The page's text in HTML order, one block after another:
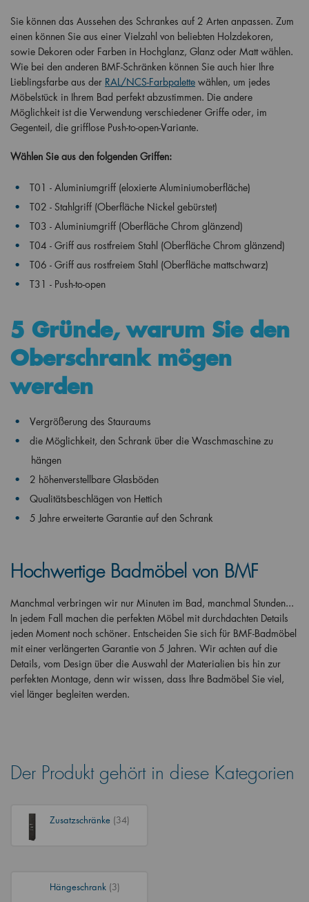
Sie können das Aussehen des Schrankes auf 2 Arten anpassen. Zum
einen können Sie aus einer Vielzahl von beliebten Holzdekoren,
sowie Dekoren oder Farben in Hochglanz, Glanz oder Matt wählen.
Wie bei den anderen BMF-Schränken können Sie auch hier Ihre
Lieblingsfarbe aus der RAL/NCS-Farbpalette wählen, um jedes
Möbelstück in Ihrem Bad perfekt abzustimmen. Die andere
Möglichkeit ist die Verwendung verschiedener Griffe oder, im
Gegenteil, die grifflose Push-to-open-Variante.
Wählen Sie aus den folgenden Griffen:
T01 - Aluminiumgriff (eloxierte Aluminiumoberfläche)
T02 - Stahlgriff (Oberfläche Nickel gebürstet)
T03 - Aluminiumgriff (Oberfläche Chrom glänzend)
T04 - Griff aus rostfreiem Stahl (Oberfläche Chrom glänzend)
T06 - Griff aus rostfreiem Stahl (Oberfläche mattschwarz)
T31 - Push-to-open
5 Gründe, warum Sie den
Oberschrank mögen
werden
Vergrößerung des Stauraums
die Möglichkeit, den Schrank über die Waschmaschine zu
hängen
2 höhenverstellbare Glasböden
Qualitätsbeschlägen von Hettich
5 Jahre erweiterte Garantie auf den Schrank
Hochwertige Badmöbel von BMF
Manchmal verbringen wir nur Minuten im Bad, manchmal Stunden...
In jedem Fall machen die perfekten Möbel mit durchdachten Details
jeden Moment noch schöner. Entscheiden Sie sich für BMF-Badmöbel
mit einer verlängerten Garantie von 5 Jahren. Wir achten auf die
Details, vom Design über die Auswahl der Materialien bis hin zur
perfekten Montage, denn wir wissen, dass Ihre Badmöbel Sie viel,
viel länger begleiten werden.
Der Produkt gehört in diese Kategorien
Zusatzschränke (34)
Hängeschrank (3)